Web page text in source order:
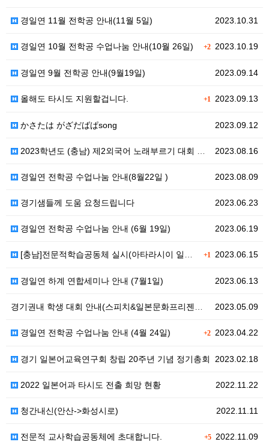
2023.10.31
경일연 11월 전학공 안내(11월 5일)
+22023.10.19
경일연 10월 전학공 수업나눔 안내(10월 26일)
2023.09.14
경일연 9월 전학공 안내(9월19일)
+1 2023.09.13
올해도 타시도 지원할겁니다.
2023.09.12
かさたは がざだばぱsong
2023.08.16
2023학년도 (충남) 제2외국어 노래부르기 대회 사전…
2023.08.09
경일연 전학공 수업나눔 안내(8월22일 )
2023.06.23
경기샘들께 도움 요청드립니다
2023.06.19
경일연 전학공 수업나눔 안내 (6월 19일)
+1 2023.06.15
[충남]전문적학습공동체 실시(아타라시이 일본어교육)
2023.06.13
경일연 하계 연합세미나 안내 (7월1일)
2023.05.09
경기권내 학생 대회 안내(스피치&일본문화프리젠테이션대회…
+22023.04.22
경일연 전학공 수업나눔 안내 (4월 24일)
2023.02.18
경기 일본어교육연구회 창립 20주년 기념 정기총회
2022.11.22
2022 일본어과 타시도 전출 희망 현황
2022.11.11
청간내신(안산->화성시로)
+52022.11.09
전문적 교사학습공동체에 초대합니다.